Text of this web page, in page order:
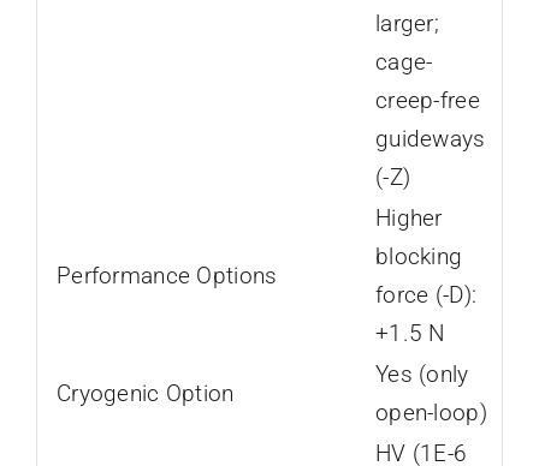
larger;
cage-
creep-free
guideways
(-Z)
Performance Options
Higher
blocking
force (-D):
+1.5 N
Cryogenic Option
Yes (only
open-loop)
HV (1E-6